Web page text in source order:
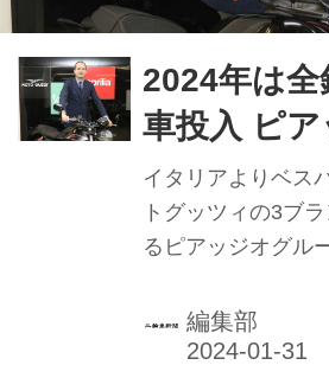
2024年は全
車投入 ピ
ープジャパ
ミクラウス
年実績と
イタリアよりベス
トグッツィの3ブ
るピアッジオグル
ディーラーを徐々
在はベスパ39店舗
編集部